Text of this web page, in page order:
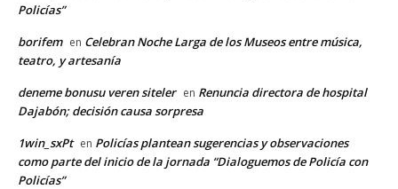
Policías”
borifem en Celebran Noche Larga de los Museos entre música,
teatro, y artesanía
deneme bonusu veren siteler en Renuncia directora de hospital
Dajabón; decisión causa sorpresa
1win_sxPt en Policías plantean sugerencias y observaciones
como parte del inicio de la jornada “Dialoguemos de Policía con
Policías”